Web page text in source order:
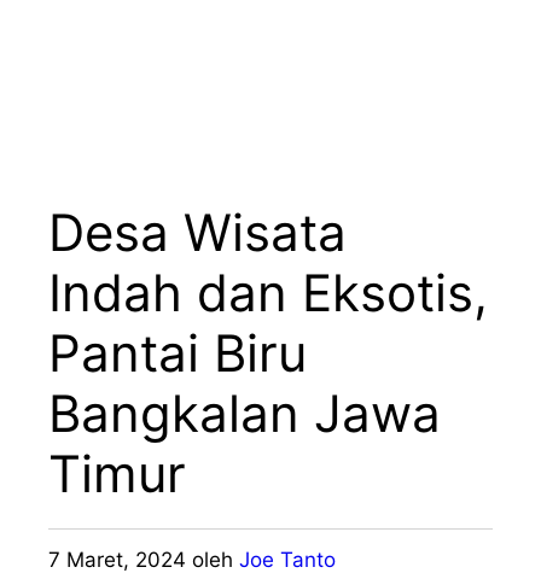
Desa Wisata
Indah dan Eksotis,
Pantai Biru
Bangkalan Jawa
Timur
7 Maret, 2024 oleh Joe Tanto